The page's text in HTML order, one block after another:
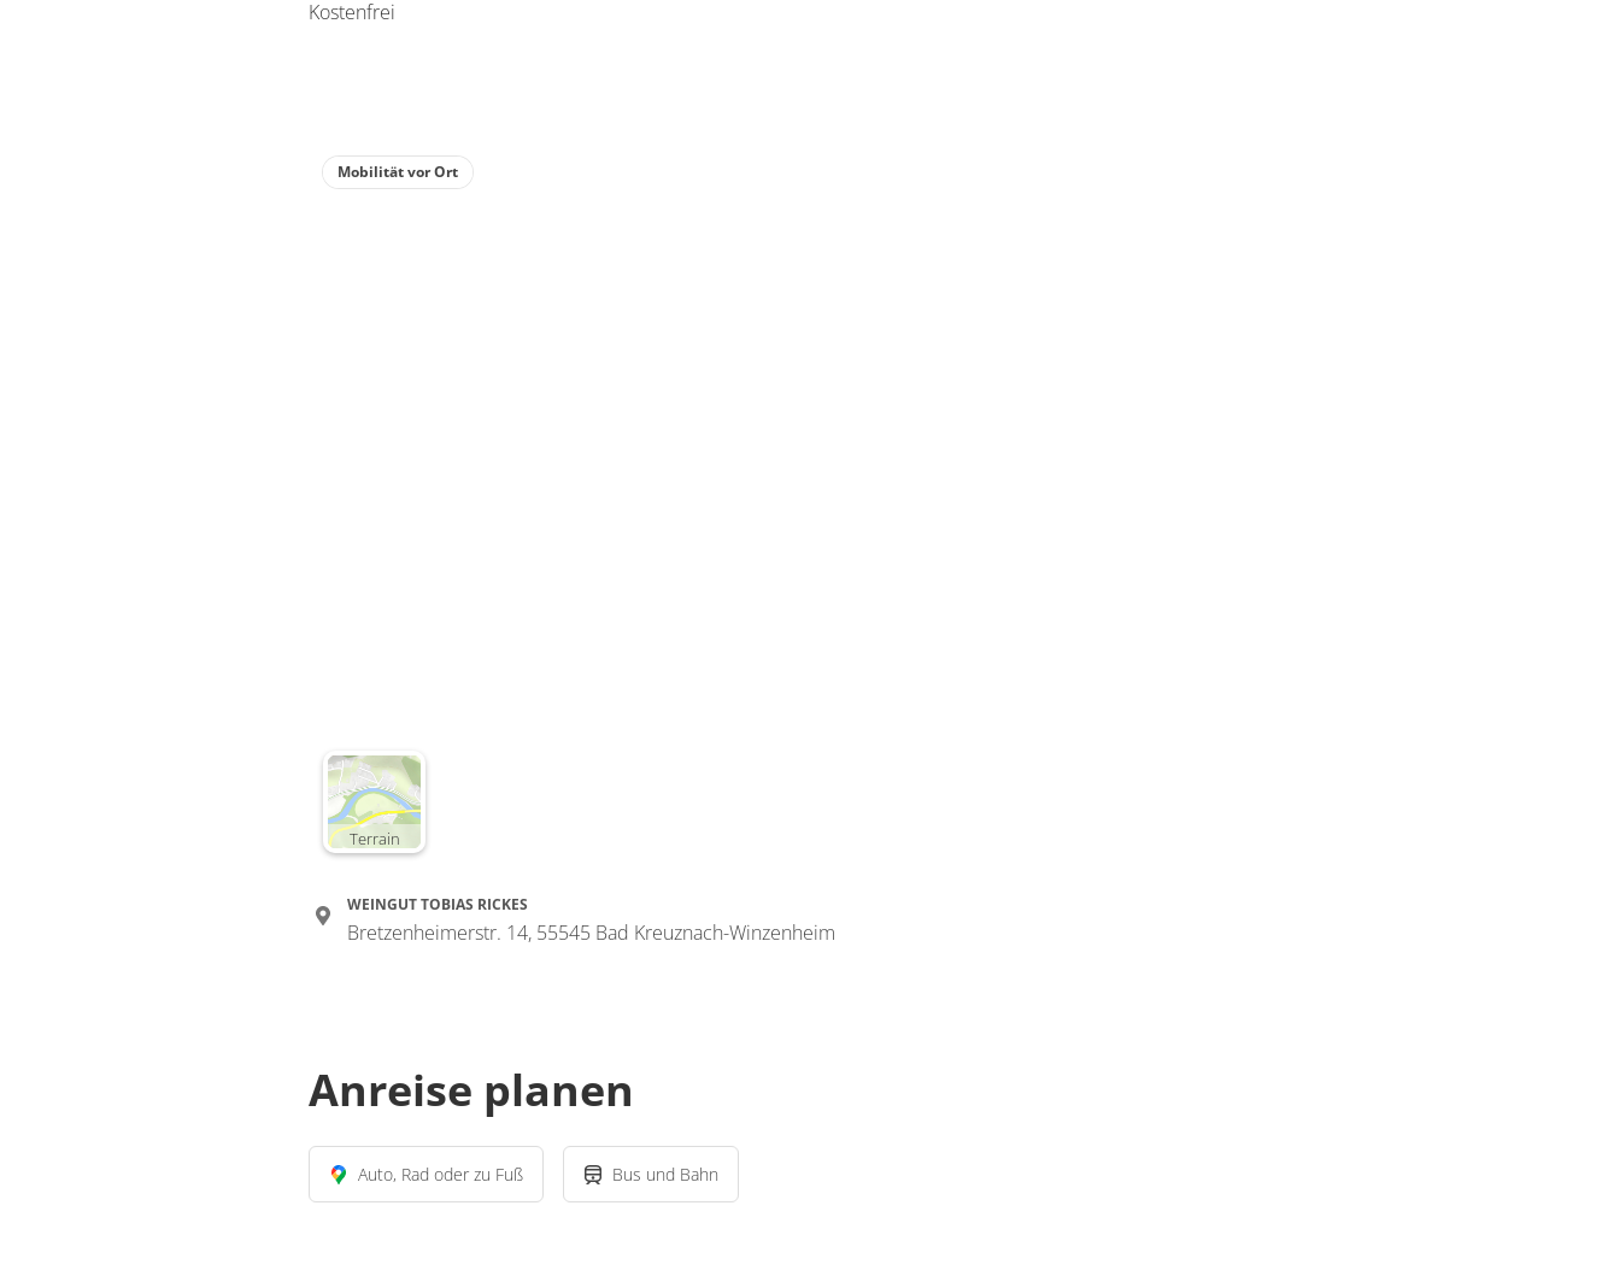
Kostenfrei
Terrain
Mobilität vor Ort
WEINGUT TOBIAS RICKES
Bretzenheimerstr. 14, 55545 Bad Kreuznach-Winzenheim
Anreise planen
Auto, Rad oder zu Fuß Bus und Bahn